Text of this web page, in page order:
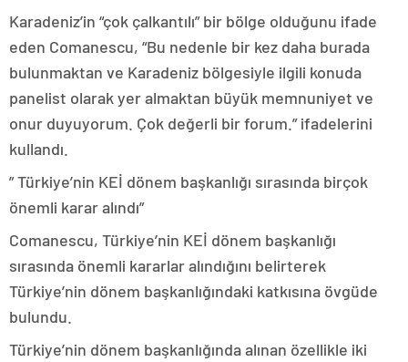
Karadeniz’in “çok çalkantılı” bir bölge olduğunu ifade
eden Comanescu, “Bu nedenle bir kez daha burada
bulunmaktan ve Karadeniz bölgesiyle ilgili konuda
panelist olarak yer almaktan büyük memnuniyet ve
onur duyuyorum. Çok değerli bir forum.” ifadelerini
kullandı.
” Türkiye’nin KEİ dönem başkanlığı sırasında birçok
önemli karar alındı”
Comanescu, Türkiye’nin KEİ dönem başkanlığı
sırasında önemli kararlar alındığını belirterek
Türkiye’nin dönem başkanlığındaki katkısına övgüde
bulundu.
Türkiye’nin dönem başkanlığında alınan özellikle iki